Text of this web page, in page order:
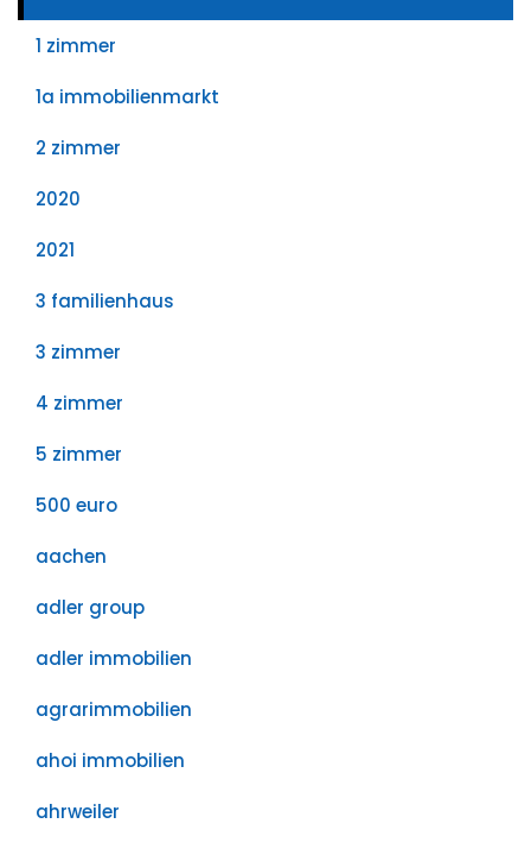
1 zimmer
1a immobilienmarkt
2 zimmer
2020
2021
3 familienhaus
3 zimmer
4 zimmer
5 zimmer
500 euro
aachen
adler group
adler immobilien
agrarimmobilien
ahoi immobilien
ahrweiler